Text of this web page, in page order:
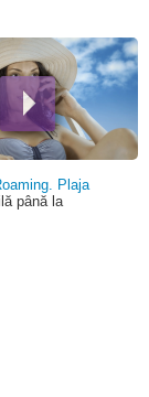
Plaja
până la